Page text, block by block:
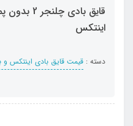
قایق بادی
اینتکس
دسته : قیمت قایق بادی اینتکس